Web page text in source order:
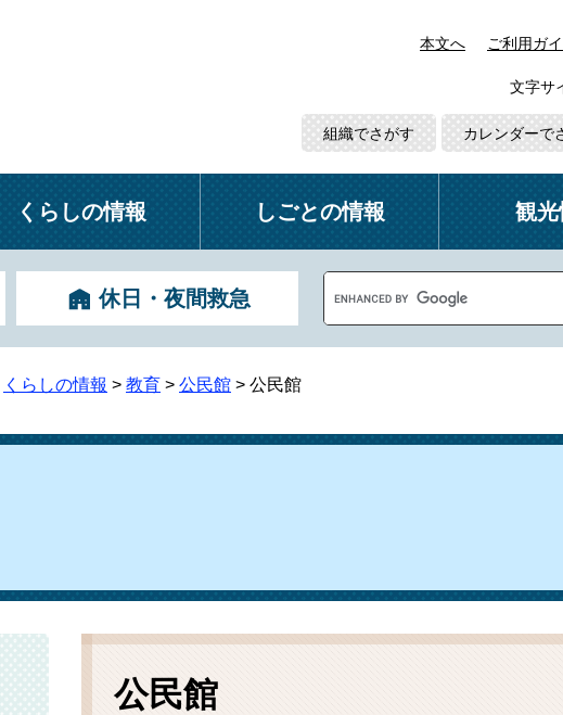
本文へ ご利用ガ
文字サ
組織でさがす カレンダーで
くらしの情報 しごとの情報 観
休日・夜間救急
o
g
ス
くらしの情報 > 教育 > 公民館 > 公民館
本
公民館